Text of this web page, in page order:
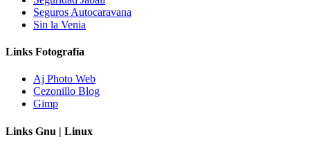
Seguros Autocaravana
Sin la Venia
Links Fotografía
Aj Photo Web
Cezonillo Blog
Gimp
Links Gnu | Linux